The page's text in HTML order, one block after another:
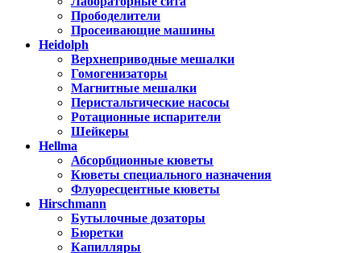
Прободелители
Просеивающие машины
Heidolph
Верхнеприводные мешалки
Гомогенизаторы
Магнитные мешалки
Перистальтические насосы
Ротационные испарители
Шейкеры
Hellma
Абсорбционные кюветы
Кюветы специального назначения
Флуоресцентные кюветы
Hirschmann
Бутылочные дозаторы
Бюретки
Капилляры